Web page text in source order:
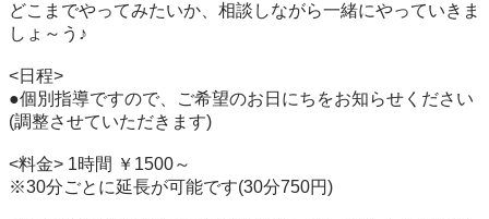
どこまでやってみたいか、相談しながら一緒にやっていきま
しょ～う♪
<日程>
●個別指導ですので、ご希望のお日にちをお知らせください
(調整させていただきます)
<料金> 1時間 ￥1500～
※30分ごとに延長が可能です(30分750円)